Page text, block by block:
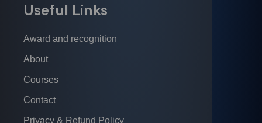
Useful Links
Award and recognition
About
Courses
Contact
Privacy & Refund Policy